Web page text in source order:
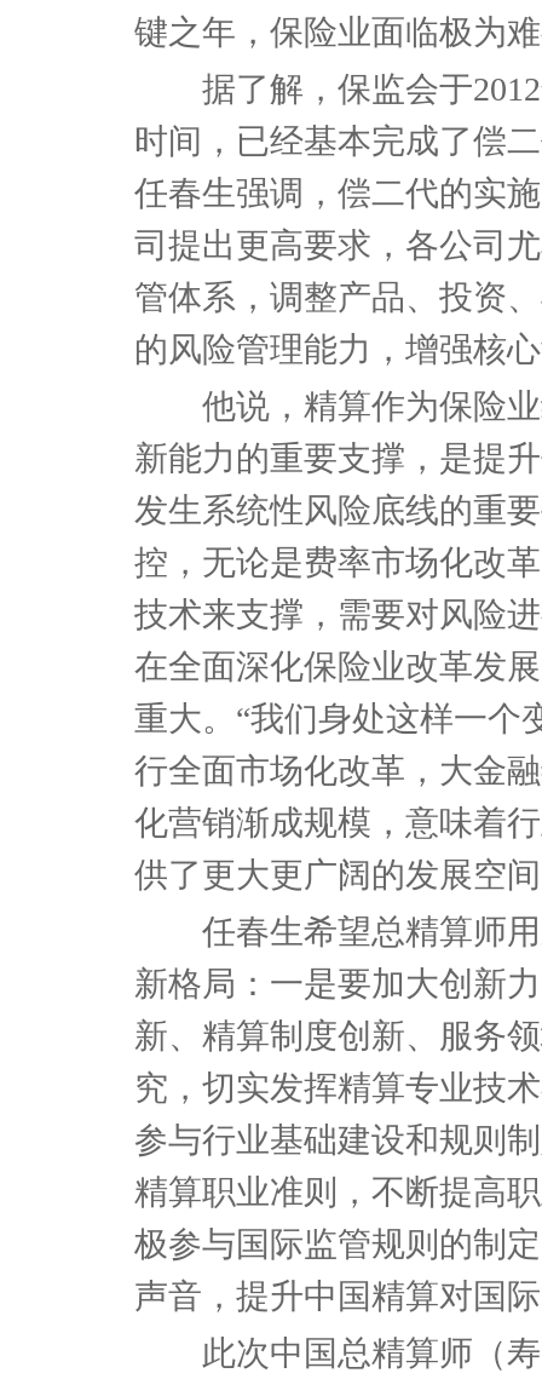
键之年，保险业面临极为
据了解，保监会于2012
时间，已经基本完成了偿
任春生强调，偿二代的实
司提出更高要求，各公司
管体系，调整产品、投资
的风险管理能力，增强核
他说，精算作为保险业
新能力的重要支撑，是提
发生系统性风险底线的重
控，无论是费率市场化改
技术来支撑，需要对风险
在全面深化保险业改革发
重大。“我们身处这样一个
行全面市场化改革，大金
化营销渐成规模，意味着
供了更大更广阔的发展空
任春生希望总精算师用
新格局：一是要加大创新
新、精算制度创新、服务
究，切实发挥精算专业技
参与行业基础建设和规则
精算职业准则，不断提高
极参与国际监管规则的制
声音，提升中国精算对国
此次中国总精算师（寿